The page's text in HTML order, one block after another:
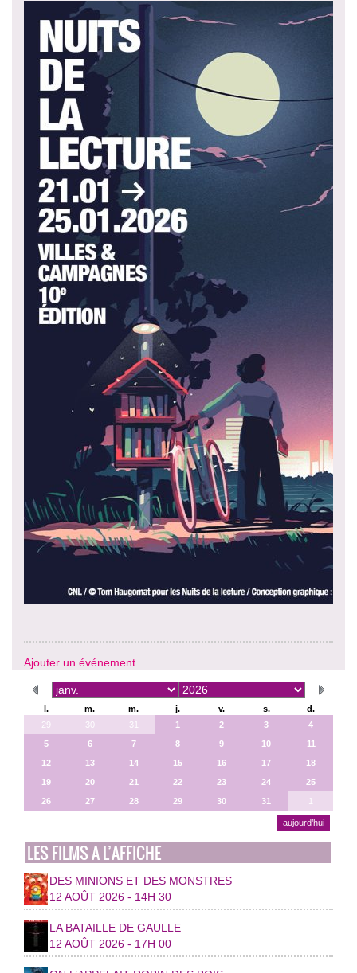
Ajouter un événement
l. m. m. j. v. s.
d.
29
30 31 1 2 3
4
5
6 7 8 9 10
11
12
13 14 15 16 17
18
19
20 21 22 23 24
25
26
27 28 29 30 31 1
aujourd’hui
LES FILMS A L’AFFICHE
DES MINIONS ET DES MONSTRES
12 AOÛT 2026 - 14H 30
LA BATAILLE DE GAULLE
12 AOÛT 2026 - 17H 00